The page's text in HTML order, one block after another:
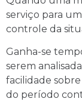
serviço para
controle da
Ganha-se
serem
facilidade
do período